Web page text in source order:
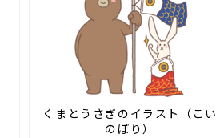
くまとうさぎのイラスト（こい
のぼり）